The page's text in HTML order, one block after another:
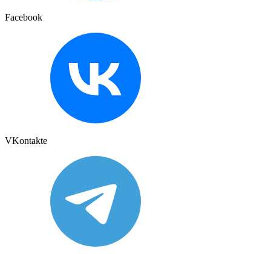
Facebook
VKontakte